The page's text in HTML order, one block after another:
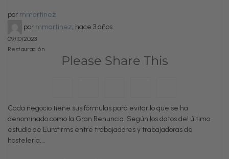
por mmartinez
por mmartinez, hace 3 años
09/10/2023
Restauración
Please Share This
Cada negocio tiene sus fórmulas para evitar lo que se ha
denominado como la Gran Renuncia. Según los datos del último
estudio de Eurofirms entre trabajadores y trabajadoras de
hostelería,…